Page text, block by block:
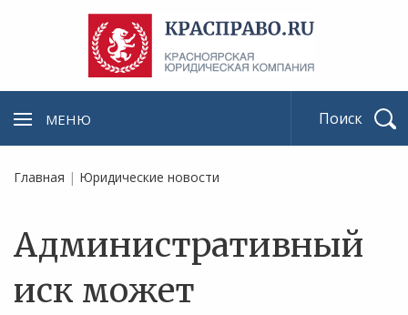
МЕНЮ
Главная | Юридические новости
Административный
иск может